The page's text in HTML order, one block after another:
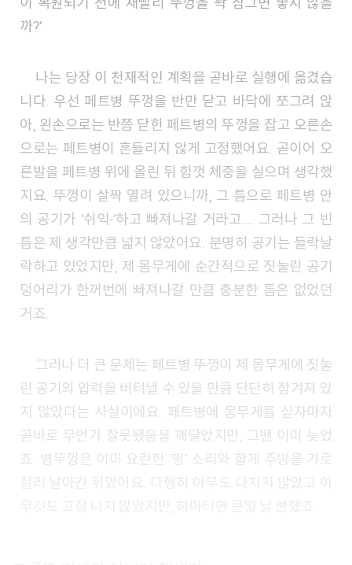
까?’
나는 당장 이 천재적인 계획을 곧바로 실행에 옮겼습
니다. 우선 페트병 뚜껑을 반만 닫고 바닥에 쪼그려 앉
아, 왼손으로는 반쯤 닫힌 페트병의 뚜껑을 잡고 오른손
으로는 페트병이 흔들리지 않게 고정했어요. 곧이어 오
른발을 페트병 위에 올린 뒤 힘껏 체중을 실으며 생각했
지요. 뚜껑이 살짝 열려 있으니까, 그 틈으로 페트병 안
의 공기가 ‘쉬익-’하고 빠져나갈 거라고…. 그러나 그 빈
틈은 제 생각만큼 넓지 않았어요. 분명히 공기는 들락날
락하고 있었지만, 제 몸무게에 순간적으로 짓눌린 공기
덩어리가 한꺼번에 빠져나갈 만큼 충분한 틈은 없었던
거죠.
그러나 더 큰 문제는 페트병 뚜껑이 제 몸무게에 짓눌
린 공기의 압력을 버텨낼 수 있을 만큼 단단히 잠겨져 있
지 않았다는 사실이에요. 페트병에 몸무게를 싣자마자
곧바로 무언가 잘못됐음을 깨달았지만, 그땐 이미 늦었
죠. 병뚜껑은 이미 요란한 ‘펑’ 소리와 함께 주방을 가로
질러 날아간 뒤였어요. 다행히 아무도 다치지 않았고 아